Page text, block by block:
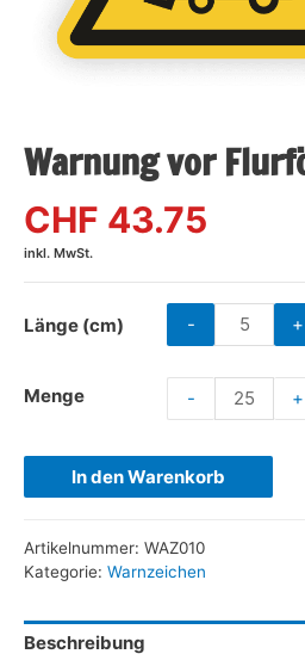
Warnung vor
CHF 43.75
inkl. MwSt.
Länge (cm) - +
Menge - +
In den Warenkorb
Artikelnummer: WAZ010
Kategorie: Warnzeichen
Beschreibung